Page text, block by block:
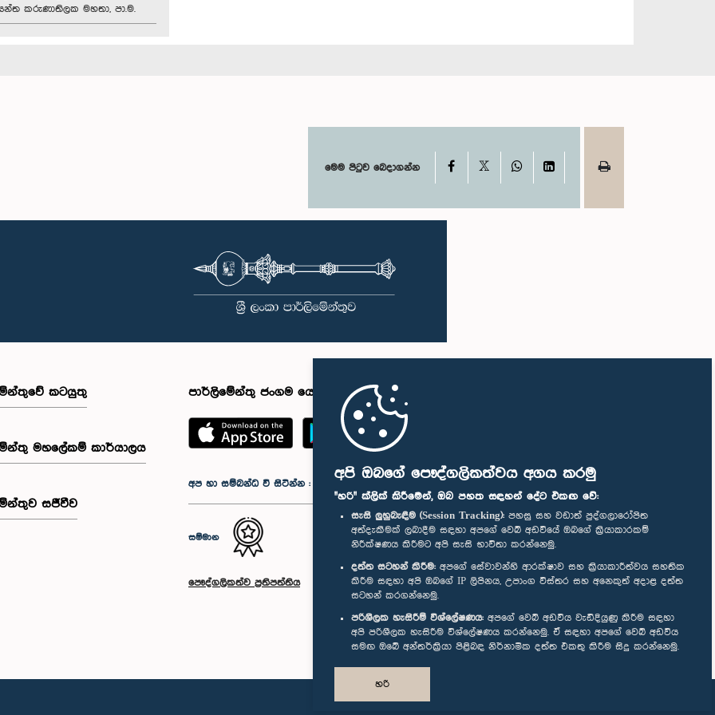
අපි ඔබගේ පෞද්ගලිකත්වය අගය කරමු
"හරි" ක්ලික් කිරීමෙන්, ඔබ පහත සඳහන් දේට එකඟ වේ:
සැසි ලුහුබැඳීම (Session Tracking): පහසු සහ වඩාත් පුද්ගලාරෝපිත
අත්දැකීමක් ලබාදීම සඳහා අපගේ වෙබ් අඩවියේ ඔබගේ ක්‍රියාකාරකම්
නිරීක්ෂණය කිරීමට අපි සැසි භාවිතා කරන්නෙමු.
දත්ත සටහන් කිරීම: අපගේ සේවාවන්හි ආරක්ෂාව සහ ක්‍රියාකාරීත්වය සහතික
කිරීම සඳහා අපි ඔබගේ IP ලිපිනය, උපාංග විස්තර සහ අනෙකුත් අදාළ දත්ත
සටහන් කරගන්නෙමු.
පරිශීලක හැසිරීම් විශ්ලේෂණය: අපගේ වෙබ් අඩවිය වැඩිදියුණු කිරීම සඳහා
අපි පරිශීලක හැසිරීම විශ්ලේෂණය කරන්නෙමු. ඒ සඳහා අපගේ වෙබ් අඩවිය
සමඟ ඔබේ අන්තර්ක්‍රියා පිළිබඳ නිර්නාමික දත්ත එකතු කිරීම සිදු කරන්නෙමු.
හරි
කරුණාතිලක මහතා, පා.ම.
මෙම පිටුව බෙදාගන්න Facebook WhatsAppLinkedIn
කටයුතු
මහලේකම් කාර්යාලය
සජීවීව
පාර්ලිමේන්තු ජංගම යෙදුම
අප හා සම්බන්ධ වී සිටින්න :
සම්මාන
පෞද්ගලිකත්ව ප්‍රතිපත්තිය